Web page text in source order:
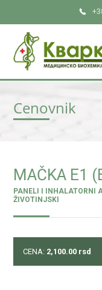
Cenovnik
MAČKA E1
PANELI I INHALATORNI
ŽIVOTINJSKI
CENA: 2,100.00 rsd